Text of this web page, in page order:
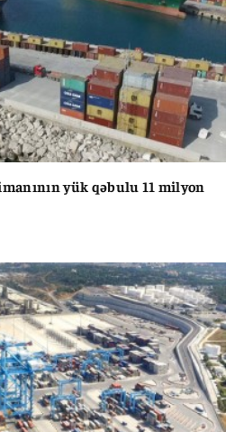
yük qəbulu 11 milyon